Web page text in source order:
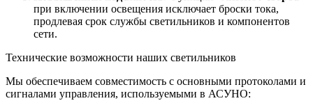
при включении освещения исключает броски тока,
продлевая срок службы светильников и компонентов
сети.
Технические возможности наших светильников
Мы обеспечиваем совместимость с основными протоколами и
сигналами управления, используемыми в АСУНО: